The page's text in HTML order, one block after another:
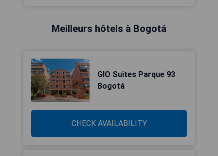
Meilleurs hôtels à Bogotá
GIO Suites Parque 93
Bogotá
CHECK AVAILABILITY